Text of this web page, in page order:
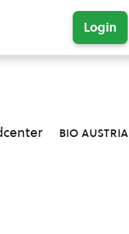
Login
bio austria